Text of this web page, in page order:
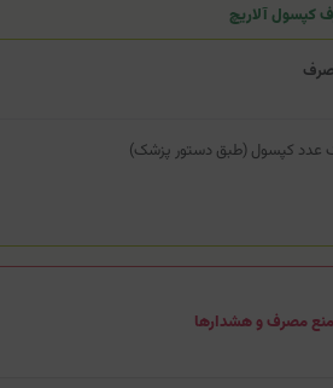
آلاریچ
عدد کپسول (طبق دستور پزشک)
منع مصرف و هشدارها